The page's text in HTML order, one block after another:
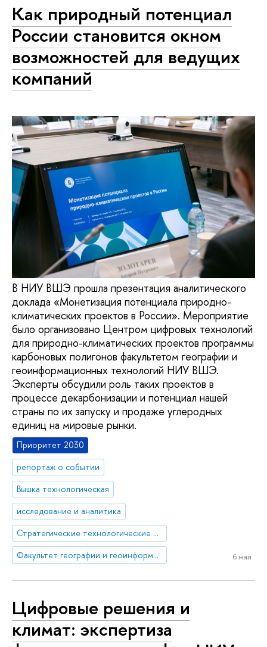
Как природный потенциал
России становится окном
возможностей для ведущих
компаний
В НИУ ВШЭ прошла презентация аналитического
доклада «Монетизация потенциала природно-
климатических проектов в России». Мероприятие
было организовано Центром цифровых технологий
для природно-климатических проектов программы
карбоновых полигонов факультетом географии и
геоинформационных технологий НИУ ВШЭ.
Эксперты обсудили роль таких проектов в
процессе декарбонизации и потенциал нашей
страны по их запуску и продаже углеродных
единиц на мировые рынки.
Приоритет 2030
репортаж о событии
Вышка технологическая
исследование и аналитика
Стратегические технологические проекты
Факультет географии и геоинформационных технологий
6 мая
Цифровые решения и
климат: экспертиза